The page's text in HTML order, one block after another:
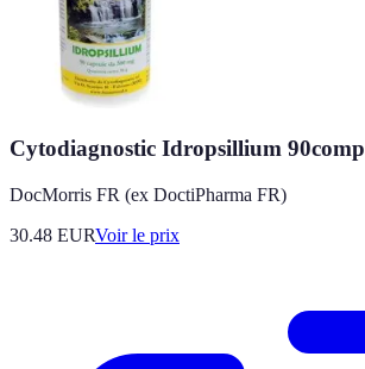
Cytodiagnostic Idropsillium 90comp
DocMorris FR (ex DoctiPharma FR)
30.48 EURVoir le prix